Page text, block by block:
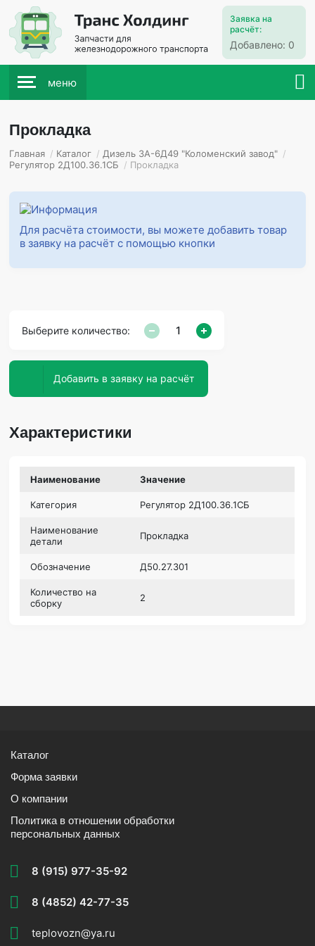
Заявка на
расчёт:
Добавлено: 0
меню
Прокладка
Главная / Каталог / Дизель 3А-6Д49 "Коломенский завод" /
Регулятор 2Д100.36.1СБ / Прокладка
Для расчёта стоимости, вы можете добавить товар
в заявку на расчёт с помощью кнопки
Выберите количество:
Добавить в заявку на расчёт
Характеристики
Наименование Значение
Категория Регулятор 2Д100.36.1СБ
Наименование
детали
Прокладка
Обозначение Д50.27.301
Количество на
сборку
2
Каталог
Форма заявки
О компании
Политика в отношении обработки
персональных данных
8 (915) 977-35-92
8 (4852) 42-77-35
teplovozn@ya.ru